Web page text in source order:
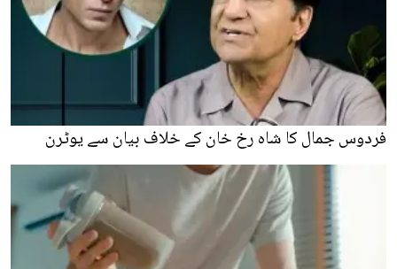
فردوس جمال کا شاہ رخ خان کے خلاف بیان سے یوٹرن